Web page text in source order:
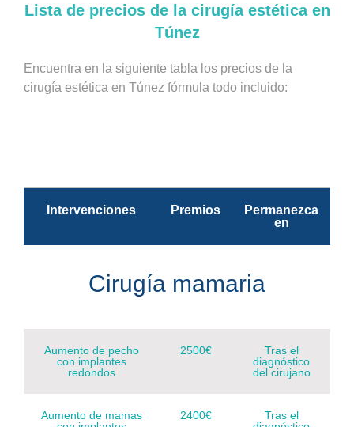
Lista de precios de la cirugía estética en
Túnez
Encuentra en la siguiente tabla los precios de la
cirugía estética en Túnez fórmula todo incluido:
Intervenciones Premios
Permanezca
en
Cirugía mamaria
Aumento de pecho
con implantes
redondos
2500€
Tras el
diagnóstico
del cirujano
Aumento de mamas
2400€
Tras el